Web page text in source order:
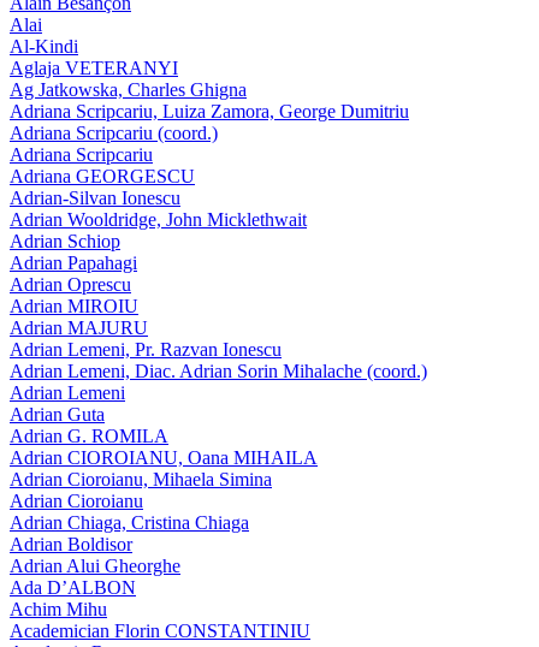
Alai
Al-Kindi
Aglaja VETERANYI
Ag Jatkowska, Charles Ghigna
Adriana Scripcariu, Luiza Zamora, George Dumitriu
Adriana Scripcariu (coord.)
Adriana Scripcariu
Adriana GEORGESCU
Adrian-Silvan Ionescu
Adrian Wooldridge, John Micklethwait
Adrian Schiop
Adrian Papahagi
Adrian Oprescu
Adrian MIROIU
Adrian MAJURU
Adrian Lemeni, Pr. Razvan Ionescu
Adrian Lemeni, Diac. Adrian Sorin Mihalache (coord.)
Adrian Lemeni
Adrian Guta
Adrian G. ROMILA
Adrian CIOROIANU, Oana MIHAILA
Adrian Cioroianu, Mihaela Simina
Adrian Cioroianu
Adrian Chiaga, Cristina Chiaga
Adrian Boldisor
Adrian Alui Gheorghe
Ada D’ALBON
Achim Mihu
Academician Florin CONSTANTINIU